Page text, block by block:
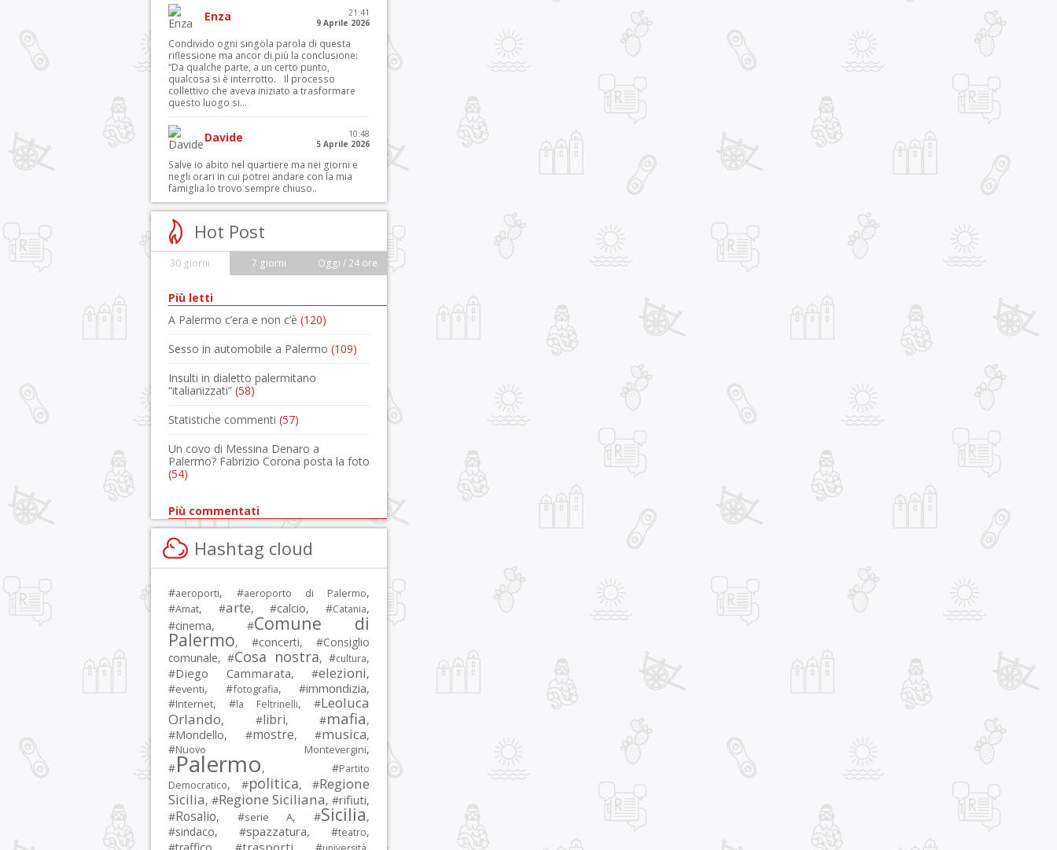
Enza
21:41
9 Aprile 2026
Condivido ogni singola parola di questa
riflessione ma ancor di più la conclusione:
“Da qualche parte, a un certo punto,
qualcosa si è interrotto. Il processo
collettivo che aveva iniziato a trasformare
questo luogo si...
Davide
10:48
5 Aprile 2026
Salve io abito nel quartiere ma nei giorni e
negli orari in cui potrei andare con la mia
famiglia lo trovo sempre chiuso..
Hot Post
30 giorni 7 giorni Oggi / 24 ore
Più letti
A Palermo c’era e non c’è (120)
Sesso in automobile a Palermo (109)
Insulti in dialetto palermitano
“italianizzati” (58)
Statistiche commenti (57)
Un covo di Messina Denaro a
Palermo? Fabrizio Corona posta la foto
(54)
Più commentati
Hashtag cloud
#aeroporti, #aeroporto di Palermo,
#Amat, #arte, #calcio, #Catania,
#cinema, #Comune di
Palermo, #concerti, #Consiglio
comunale, #Cosa nostra, #cultura,
#Diego Cammarata, #elezioni,
#eventi, #fotografia, #immondizia,
#Internet, #la Feltrinelli, #Leoluca
Orlando, #libri, #mafia,
#Mondello, #mostre, #musica,
#Nuovo Montevergini,
#Palermo, #Partito
Democratico, #politica, #Regione
Sicilia, #Regione Siciliana, #rifiuti,
#Rosalio, #serie A, #Sicilia,
#sindaco, #spazzatura, #teatro,
trasporti